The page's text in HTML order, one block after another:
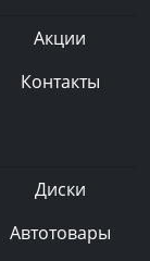
Акции
Контакты
Диски
Автотовары